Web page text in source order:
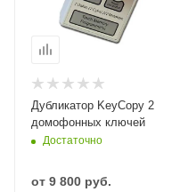
Дубликатор KeyCopy 2
домофонных ключей
Достаточно
от 9 800 руб.